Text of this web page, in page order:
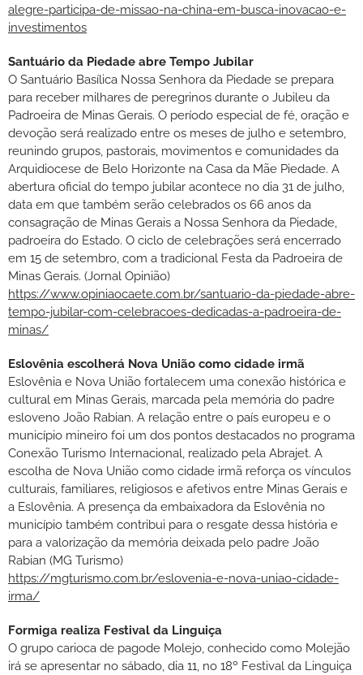
alegre-participa-de-missao-na-china-em-busca-inovacao-e-
investimentos
Santuário da Piedade abre Tempo Jubilar
O Santuário Basílica Nossa Senhora da Piedade se prepara
para receber milhares de peregrinos durante o Jubileu da
Padroeira de Minas Gerais. O período especial de fé, oração e
devoção será realizado entre os meses de julho e setembro,
reunindo grupos, pastorais, movimentos e comunidades da
Arquidiocese de Belo Horizonte na Casa da Mãe Piedade. A
abertura oficial do tempo jubilar acontece no dia 31 de julho,
data em que também serão celebrados os 66 anos da
consagração de Minas Gerais a Nossa Senhora da Piedade,
padroeira do Estado. O ciclo de celebrações será encerrado
em 15 de setembro, com a tradicional Festa da Padroeira de
Minas Gerais. (Jornal Opinião)
https://www.opiniaocaete.com.br/santuario-da-piedade-abre-
tempo-jubilar-com-celebracoes-dedicadas-a-padroeira-de-
minas/
Eslovênia escolherá Nova União como cidade irmã
Eslovênia e Nova União fortalecem uma conexão histórica e
cultural em Minas Gerais, marcada pela memória do padre
esloveno João Rabian. A relação entre o país europeu e o
município mineiro foi um dos pontos destacados no programa
Conexão Turismo Internacional, realizado pela Abrajet. A
escolha de Nova União como cidade irmã reforça os vínculos
culturais, familiares, religiosos e afetivos entre Minas Gerais e
a Eslovênia. A presença da embaixadora da Eslovênia no
município também contribui para o resgate dessa história e
para a valorização da memória deixada pelo padre João
Rabian (MG Turismo)
https://mgturismo.com.br/eslovenia-e-nova-uniao-cidade-
irma/
Formiga realiza Festival da Linguiça
O grupo carioca de pagode Molejo, conhecido como Molejão
irá se apresentar no sábado, dia 11, no 18º Festival da Linguiça